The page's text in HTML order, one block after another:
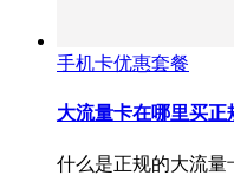
手机卡优惠套餐
大流量卡在哪里买正
什么是正规的大流量